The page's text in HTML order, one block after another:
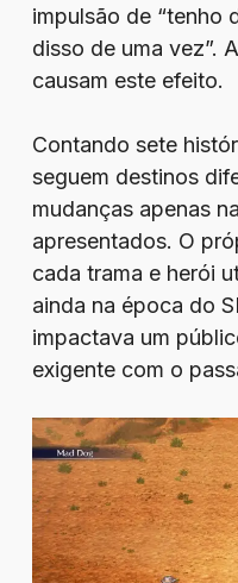
impulsão de “tenho
disso de uma vez”.
causam este efeito.
Contando sete
seguem destinos
mudanças apenas
apresentados. O
cada trama e herói
ainda na época do
impactava um
exigente com o